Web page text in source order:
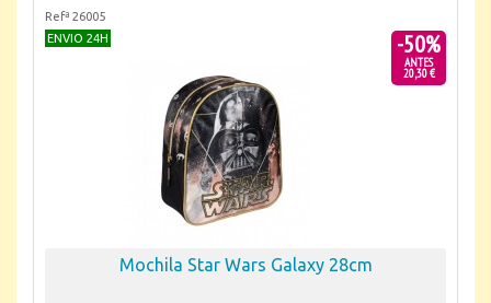
Refª 26005
ENVIO 24H
-50%
ANTES
20,30 €
Mochila Star Wars Galaxy 28cm